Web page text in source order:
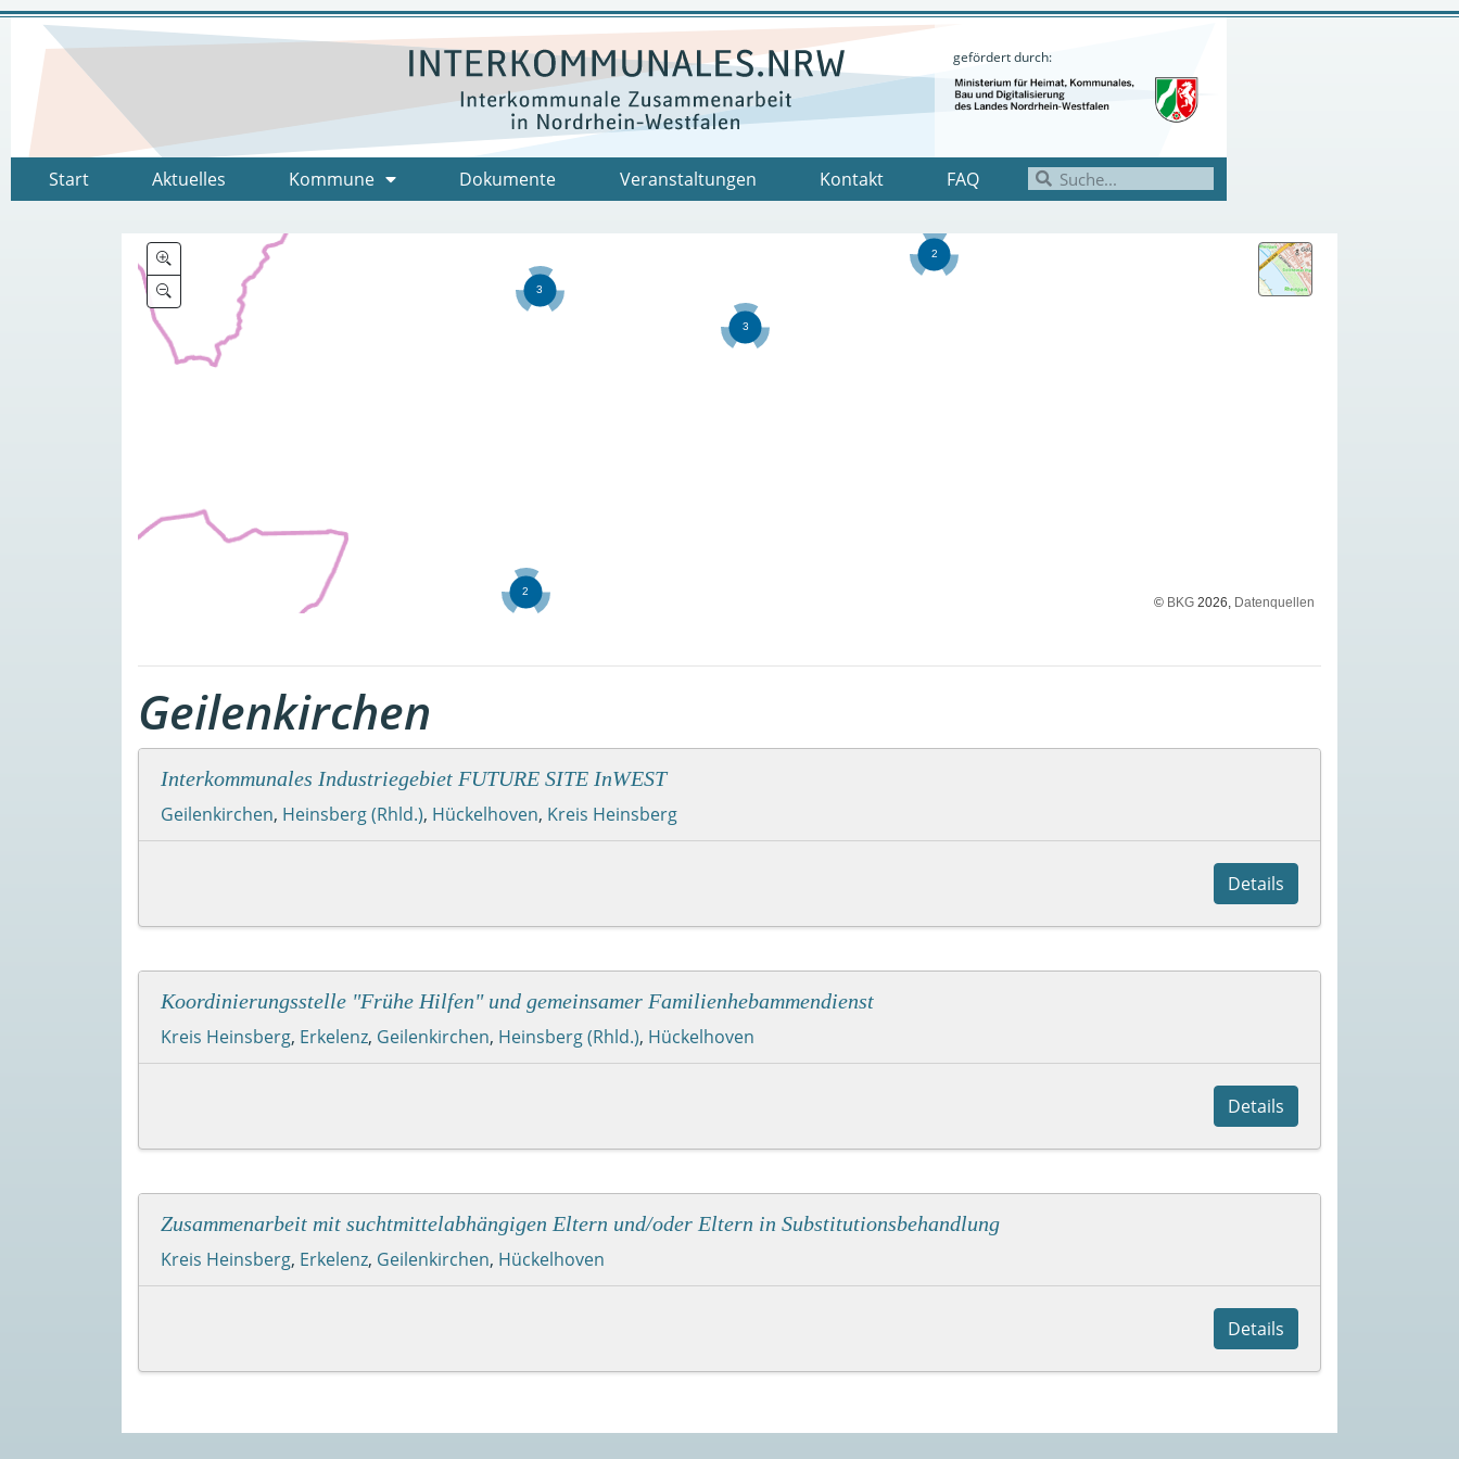
gefördert durch:
Start Aktuelles Kommune Dokumente Veranstaltungen Kontakt FAQ
© BKG 2026, Datenquellen
Geilenkirchen
Interkommunales Industriegebiet FUTURE SITE InWEST
Geilenkirchen, Heinsberg (Rhld.), Hückelhoven, Kreis Heinsberg
Details
Koordinierungsstelle "Frühe Hilfen" und gemeinsamer Familienhebammendienst
Kreis Heinsberg, Erkelenz, Geilenkirchen, Heinsberg (Rhld.), Hückelhoven
Details
Zusammenarbeit mit suchtmittelabhängigen Eltern und/oder Eltern in Substitutionsbehandlung
Kreis Heinsberg, Erkelenz, Geilenkirchen, Hückelhoven
Details